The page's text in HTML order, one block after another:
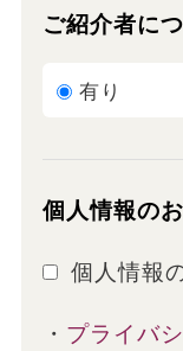
ご紹介者に
有り
個人情報の
個人情報
・ プライバ